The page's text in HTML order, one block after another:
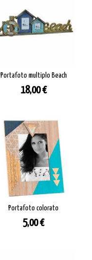
Portafoto multiplo Beach
Prezzo
18,00 €
Portafoto colorato
Prezzo
5,00 €